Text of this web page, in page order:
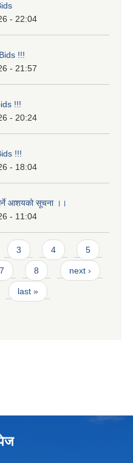
- 22:04
!!!
- 21:57
!!!
- 20:24
!!!
- 18:04
आशयको सूचना ।।
- 11:04
3 4 5
7 8 next ›
last »